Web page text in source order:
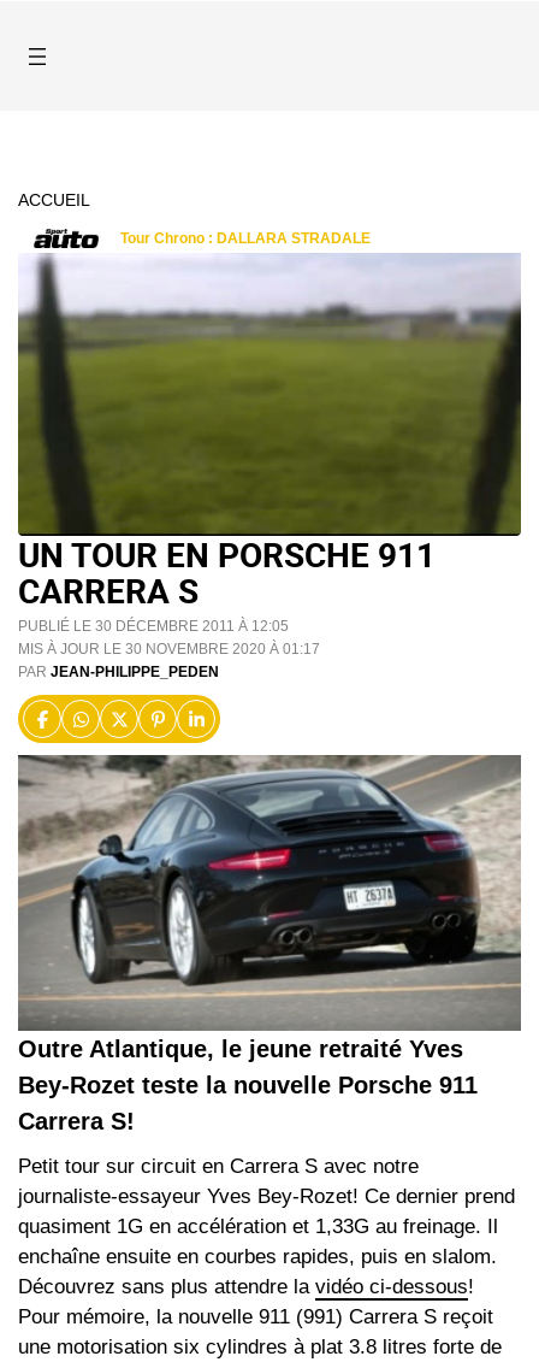
ACCUEIL
UN TOUR EN PORSCHE 911
CARRERA S
PUBLIÉ LE 30 DÉCEMBRE 2011 À 12:05
MIS À JOUR LE 30 NOVEMBRE 2020 À 01:17
PAR JEAN-PHILIPPE_PEDEN
Outre Atlantique, le jeune retraité Yves
Bey-Rozet teste la nouvelle Porsche 911
Carrera S!
Petit tour sur circuit en Carrera S avec notre
journaliste-essayeur Yves Bey-Rozet! Ce dernier prend
quasiment 1G en accélération et 1,33G au freinage. Il
enchaîne ensuite en courbes rapides, puis en slalom.
Découvrez sans plus attendre la vidéo ci-dessous!
Pour mémoire, la nouvelle 911 (991) Carrera S reçoit
une motorisation six cylindres à plat 3.8 litres forte de